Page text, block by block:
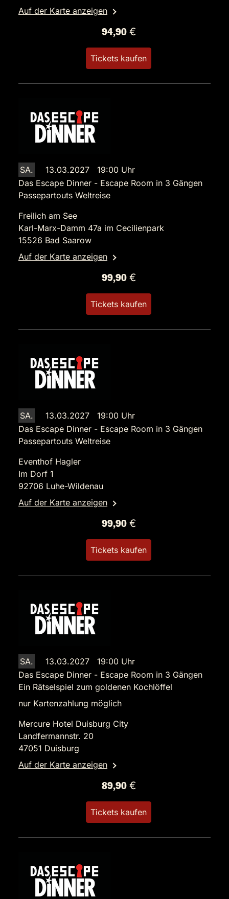
Auf der Karte anzeigen
94,90 €
Tickets kaufen
SA.
13.03.2027 19:00 Uhr
Das Escape Dinner - Escape Room in 3 Gängen
Passepartouts Weltreise
Freilich am See
Karl-Marx-Damm 47a im Cecilienpark
15526 Bad Saarow
Auf der Karte anzeigen
99,90 €
Tickets kaufen
SA.
13.03.2027 19:00 Uhr
Das Escape Dinner - Escape Room in 3 Gängen
Passepartouts Weltreise
Eventhof Hagler
Im Dorf 1
92706 Luhe-Wildenau
Auf der Karte anzeigen
99,90 €
Tickets kaufen
SA.
13.03.2027 19:00 Uhr
Das Escape Dinner - Escape Room in 3 Gängen
Ein Rätselspiel zum goldenen Kochlöffel
nur Kartenzahlung möglich
Mercure Hotel Duisburg City
Landfermannstr. 20
47051 Duisburg
Auf der Karte anzeigen
89,90 €
Tickets kaufen